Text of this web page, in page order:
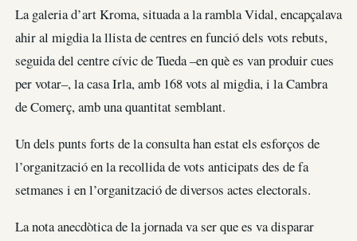
La galeria d’art Kroma, situada a la rambla Vidal, encapçalava
ahir al migdia la llista de centres en funció dels vots rebuts,
seguida del centre cívic de Tueda –en què es van produir cues
per votar–, la casa Irla, amb 168 vots al migdia, i la Cambra
de Comerç, amb una quantitat semblant.
Un dels punts forts de la consulta han estat els esforços de
l’organització en la recollida de vots anticipats des de fa
setmanes i en l’organització de diversos actes electorals.
La nota anecdòtica de la jornada va ser que es va disparar